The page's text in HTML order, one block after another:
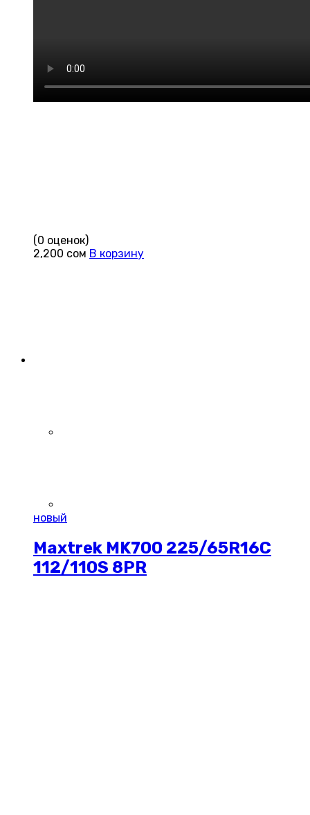
(0 оценок)
2,200 сом В корзину
новый
Maxtrek MK700 225/65R16C
112/110S 8PR